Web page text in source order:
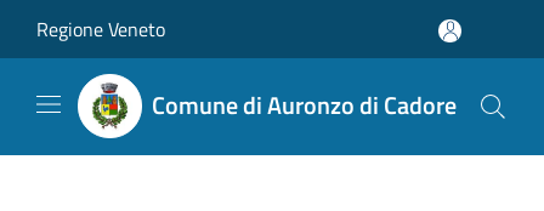
Regione Veneto
Comune di Auronzo di Cadore